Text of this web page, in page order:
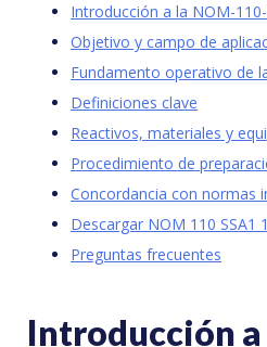
Introducción a la NOM-
Objetivo y campo de
Fundamento operativo de
Definiciones clave
Reactivos, materiales y
Procedimiento de
Concordancia con normas
Descargar NOM 110 SSA1
Preguntas frecuentes
Introducción